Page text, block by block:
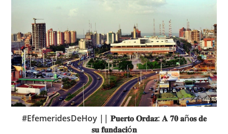
#EfemeridesDeHoy || 𝐏𝐮𝐞𝐫𝐭𝐨 𝐎𝐫𝐝𝐚𝐳: 𝐀 𝟕𝟎 𝐚ñ𝐨𝐬 𝐝𝐞
𝐬𝐮 𝐟𝐮𝐧𝐝𝐚𝐜𝐢ó𝐧